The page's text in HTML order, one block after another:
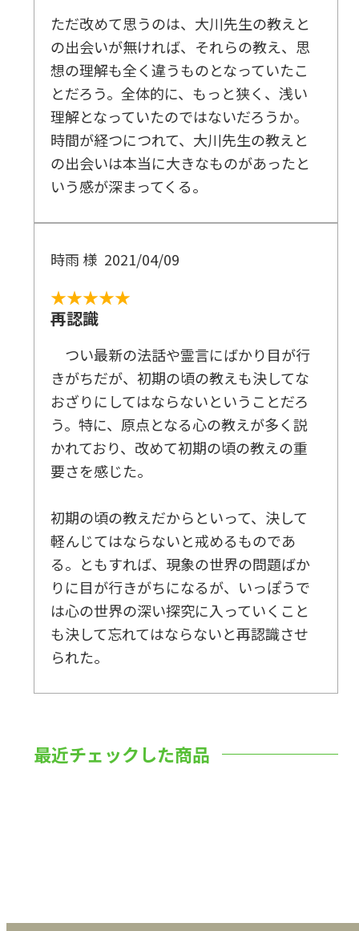
ただ改めて思うのは、大川先生の教えと
の出会いが無ければ、それらの教え、思
想の理解も全く違うものとなっていたこ
とだろう。全体的に、もっと狭く、浅い
理解となっていたのではないだろうか。
時間が経つにつれて、大川先生の教えと
の出会いは本当に大きなものがあったと
いう感が深まってくる。
時雨 様 2021/04/09
★★★★★
再認識
つい最新の法話や霊言にばかり目が行
きがちだが、初期の頃の教えも決してな
おざりにしてはならないということだろ
う。特に、原点となる心の教えが多く説
かれており、改めて初期の頃の教えの重
要さを感じた。
初期の頃の教えだからといって、決して
軽んじてはならないと戒めるものであ
る。ともすれば、現象の世界の問題ばか
りに目が行きがちになるが、いっぽうで
は心の世界の深い探究に入っていくこと
も決して忘れてはならないと再認識させ
られた。
最近チェックした商品